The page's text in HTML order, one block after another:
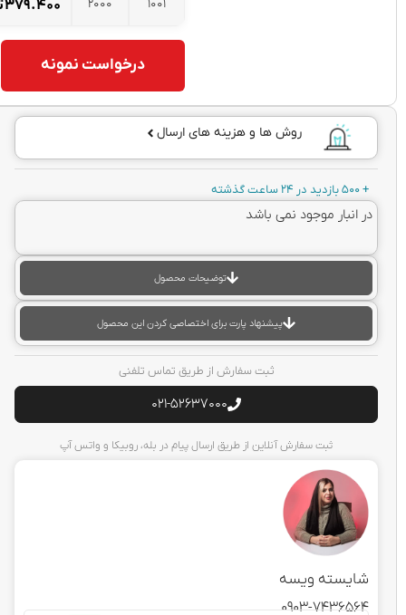
2000 ۳۷۹.۴۰۰تومان
درخواست نمونه
روش ها و هزینه های ارسال
انبار موجود نمی باشد
توضیحات محصول
پیشنهاد پارت برای اختصاصی کردن این محصول
ثبت سفارش از طریق تماس تلفنی
021-52637000
ثبت سفارش آنلاین از طریق ارسال پیام در بله، روبیکا و واتس آپ
ویسه
0903-